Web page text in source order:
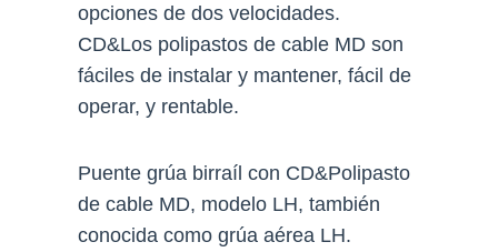
opciones de dos velocidades.
CD&Los polipastos de cable MD son
fáciles de instalar y mantener, fácil de
operar, y rentable.
Puente grúa birraíl con CD&Polipasto
de cable MD, modelo LH, también
conocida como grúa aérea LH.